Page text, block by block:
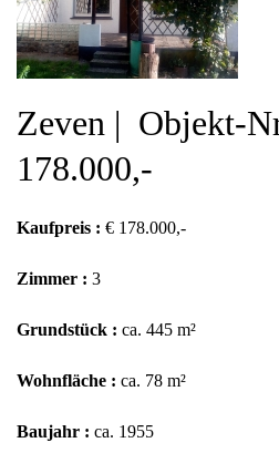
Zeven | Objekt-
178.000,-
Kaufpreis : € 178.000,-
Zimmer : 3
Grundstück : ca. 445 m²
Wohnfläche : ca. 78 m²
Baujahr : ca. 1955